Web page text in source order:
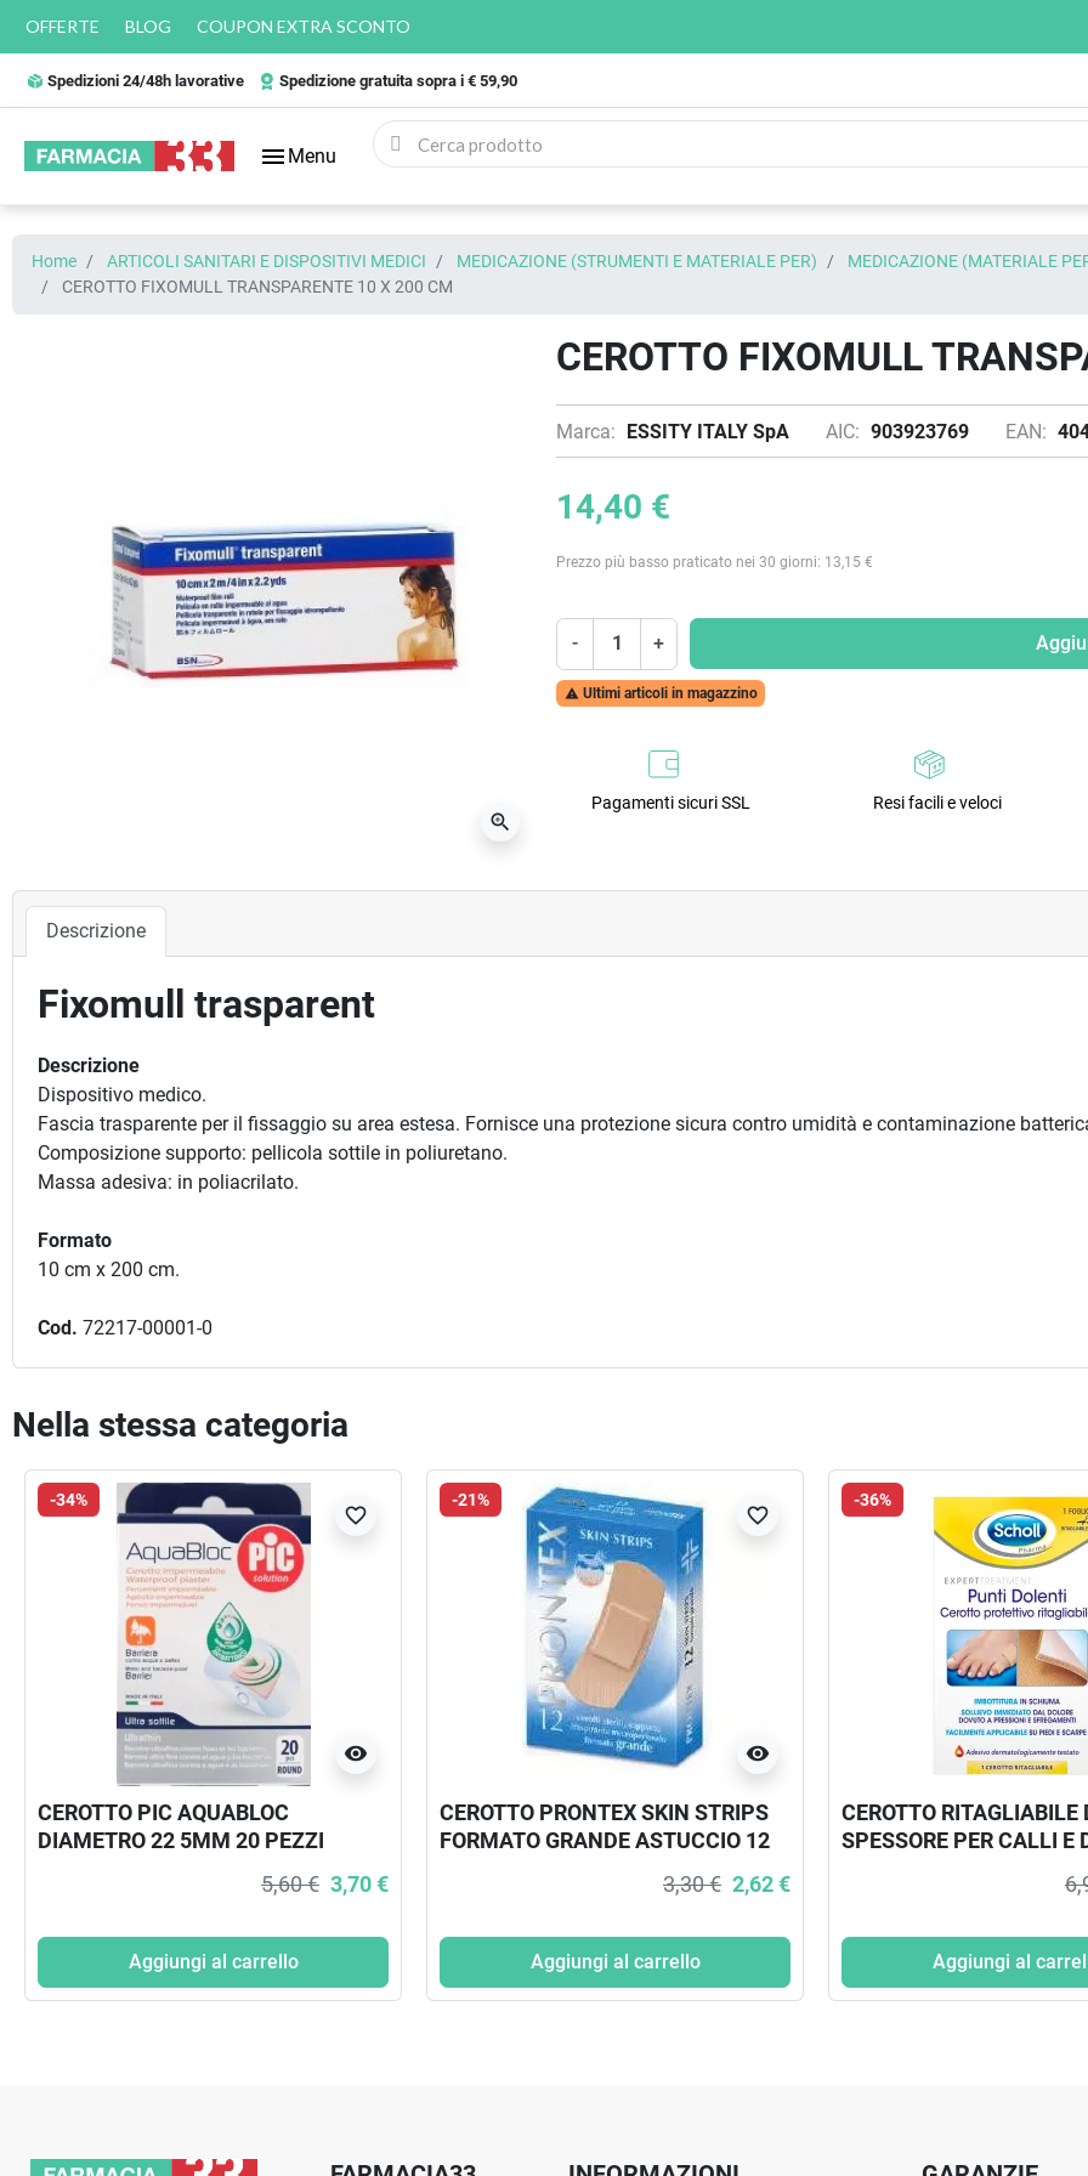
OFFERTE BLOG COUPON EXTRA SCONTO
Spedizioni 24/48h lavorative Spedizione gratuita sopra i € 59,90
menu Menu
Home ARTICOLI SANITARI E DISPOSITIVI MEDICI MEDICAZIONE (STRUMENTI E MATERIALE PER) MEDICAZIONE (MATERIALE
CEROTTO FIXOMULL TRANSPARENTE 10 X 200 CM
zoom_in
CEROTTO FIXOMULL
Marca: ESSITY ITALY SpA AIC: 903923769 EAN:
14,40 €
Prezzo più basso praticato nei 30 giorni: 13,15 €
- +
 Ultimi articoli in magazzino
Pagamenti sicuri SSL Resi facili e veloci
Descrizione
Fixomull trasparent
Descrizione
Dispositivo medico.
Fascia trasparente per il fissaggio su area estesa. Fornisce una protezione sicura contro umidità e contaminazione
Composizione supporto: pellicola sottile in poliuretano.
Massa adesiva: in poliacrilato.
Formato
10 cm x 200 cm.
Cod. 72217-00001-0
Nella stessa categoria
-34%
visibility
favorite_border
CEROTTO PIC AQUABLOC
DIAMETRO 22 5MM 20 PEZZI
5,60 € 3,70 €
Aggiungi al carrello
-21%
visibility
favorite_border
CEROTTO PRONTEX SKIN STRIPS
FORMATO GRANDE ASTUCCIO 12
3,30 € 2,62 €
Aggiungi al carrello
-36%
CEROTTO RITAGLIABILE
SPESSORE PER CALLI E
Aggiungi al